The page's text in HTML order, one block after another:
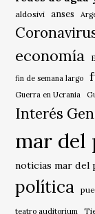
aldosivi anses
economía
fin de semana largo
Guerra en Ucrania
Interés
mar del
noticias mar del
política
teatro auditorium